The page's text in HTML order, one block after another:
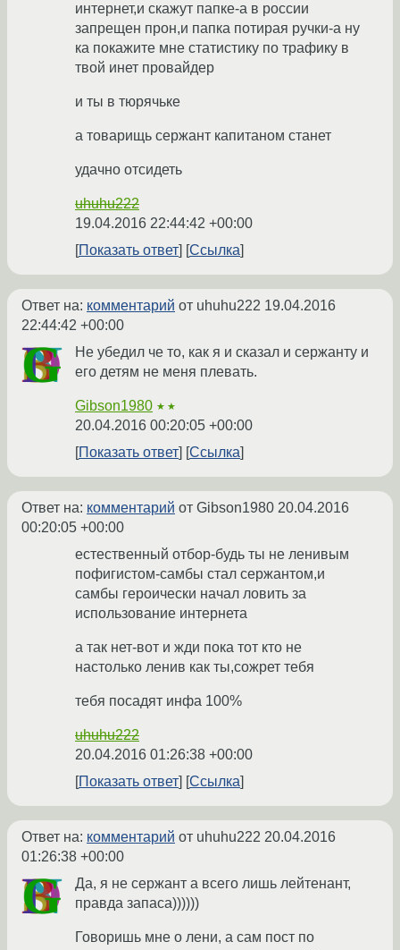
интернет,и скажут папке-а в россии
запрещен прон,и папка потирая ручки-а ну
ка покажите мне статистику по трафику в
твой инет провайдер
и ты в тюрячьке
а товарищь сержант капитаном станет
удачно отсидеть
uhuhu222
19.04.2016 22:44:42 +00:00
Показать ответ
Ссылка
Ответ на: комментарий от uhuhu222 19.04.2016
22:44:42 +00:00
Не убедил че то, как я и сказал и сержанту и
его детям не меня плевать.
Gibson1980 ★★
20.04.2016 00:20:05 +00:00
Показать ответ
Ссылка
Ответ на: комментарий от Gibson1980 20.04.2016
00:20:05 +00:00
естественный отбор-будь ты не ленивым
пофигистом-самбы стал сержантом,и
самбы героически начал ловить за
использование интернета
а так нет-вот и жди пока тот кто не
настолько ленив как ты,сожрет тебя
тебя посадят инфа 100%
uhuhu222
20.04.2016 01:26:38 +00:00
Показать ответ
Ссылка
Ответ на: комментарий от uhuhu222 20.04.2016
01:26:38 +00:00
Да, я не сержант а всего лишь лейтенант,
правда запаса))))))
Говоришь мне о лени, а сам пост по